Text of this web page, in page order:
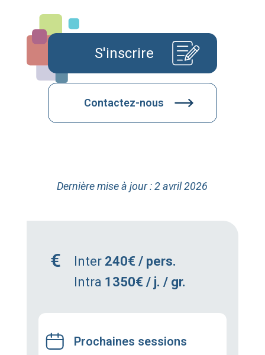
S'inscrire
Contactez-nous
Dernière mise à jour : 2 avril 2026
Inter 240€ / pers.
Intra 1350€ / j. / gr.
Prochaines sessions